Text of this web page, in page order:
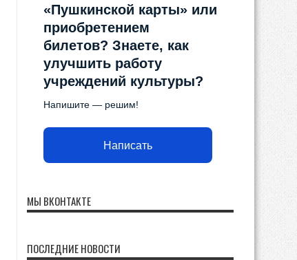
«Пушкинской карты» или
приобретением
билетов? Знаете, как
улучшить работу
учреждений культуры?
Напишите — решим!
Написать
МЫ ВКОНТАКТЕ
ПОСЛЕДНИЕ НОВОСТИ